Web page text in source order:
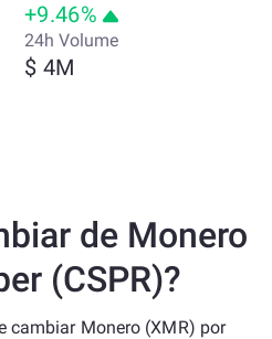
+9.46%
24h Volume
$ 4M
de Monero
(CSPR)?
cambiar Monero (XMR) por